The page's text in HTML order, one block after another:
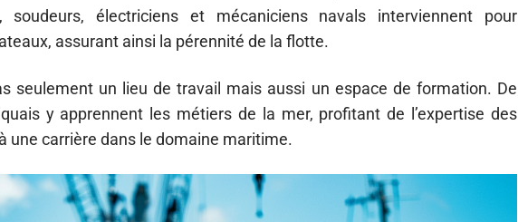
soudeurs, électriciens et mécaniciens navals interviennent pour
assurant ainsi la pérennité de la flotte.
seulement un lieu de travail mais aussi un espace de formation. De
y apprennent les métiers de la mer, profitant de l’expertise des
une carrière dans le domaine maritime.